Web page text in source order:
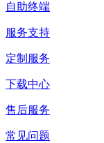
自助终端
服务支持
定制服务
下载中心
售后服务
常见问题